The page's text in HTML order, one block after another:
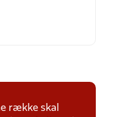
række skal